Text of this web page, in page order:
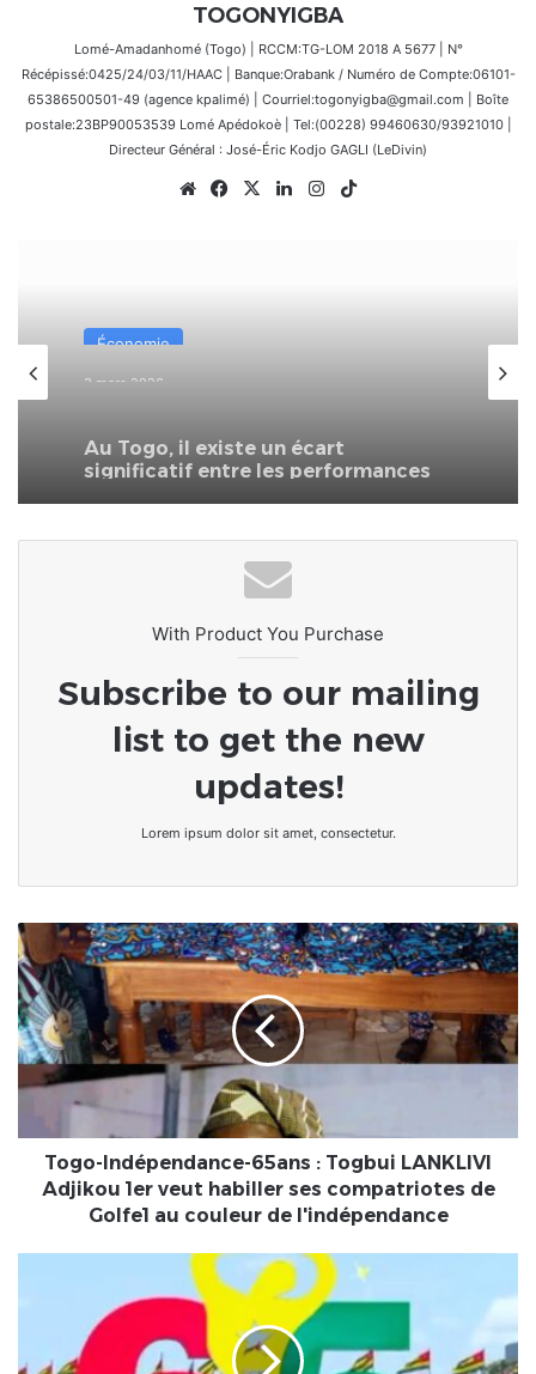
TOGONYIGBA
Lomé-Amadanhomé (Togo) | RCCM:TG-LOM 2018 A 5677 | N°
Récépissé:0425/24/03/11/HAAC | Banque:Orabank / Numéro de Compte:06101-
65386500501-49 (agence kpalimé) | Courriel:togonyigba@gmail.com | Boîte
postale:23BP90053539 Lomé Apédokoè | Tel:(00228) 99460630/93921010 |
Directeur Général : José-Éric Kodjo GAGLI (LeDivin)
WebsiteFacebook
X LinkedinInstagram
Économie
économiques reconnues et la réalité
quotidienne des foyers
With Product You Purchase
Subscribe to our mailing
list to get the new
updates!
Lorem ipsum dolor sit amet, consectetur.
Togo-
Indépendance-
65ans
:
Togbui
LANKLIVI
Adjikou
habiller
compatriotes
l'indépendance
Togo-Indépendance-65ans : Togbui LANKLIVI
Adjikou 1er veut habiller ses compatriotes de
Golfe1 au couleur de l'indépendance
1960